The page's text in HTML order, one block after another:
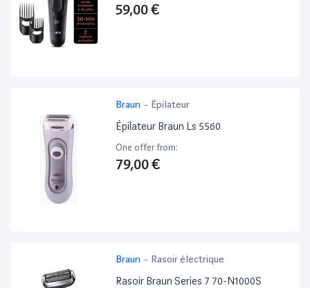
59,00 €
Braun - Épilateur
Épilateur Braun Ls 5560
One offer from:
79,00 €
Braun - Rasoir électrique
Rasoir Braun Series 7 70-N1000S